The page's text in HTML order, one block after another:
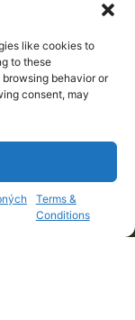
like cookies to
to these
behavior or
consent, may
Terms &
Conditions
Open